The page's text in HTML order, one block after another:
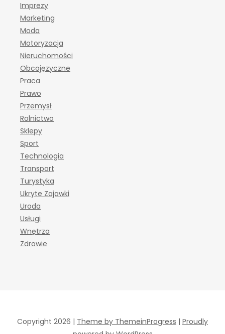
Imprezy
Marketing
Moda
Motoryzacja
Nieruchomości
Obcojęzyczne
Praca
Prawo
Przemysł
Rolnictwo
Sklepy
Sport
Technologia
Transport
Turystyka
Ukryte Zajawki
Uroda
Usługi
Wnętrza
Zdrowie
Copyright 2026 | Theme by ThemeinProgress | Proudly